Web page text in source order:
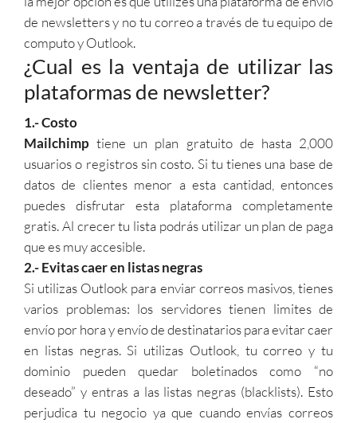
de newsletters y no tu correo a través de tu equipo de
computo y Outlook.
¿Cual es la ventaja de utilizar las
plataformas de newsletter?
1.- Costo
Mailchimp tiene un plan gratuito de hasta 2,000
usuarios o registros sin costo. Si tu tienes una base de
datos de clientes menor a esta cantidad, entonces
puedes disfrutar esta plataforma completamente
gratis. Al crecer tu lista podrás utilizar un plan de paga
que es muy accesible.
2.- Evitas caer en listas negras
Si utilizas Outlook para enviar correos masivos, tienes
varios problemas: los servidores tienen limites de
envío por hora y envío de destinatarios para evitar caer
en listas negras. Si utilizas Outlook, tu correo y tu
dominio pueden quedar boletinados como “no
deseado” y entras a las listas negras (blacklists). Esto
perjudica tu negocio ya que cuando envías correos